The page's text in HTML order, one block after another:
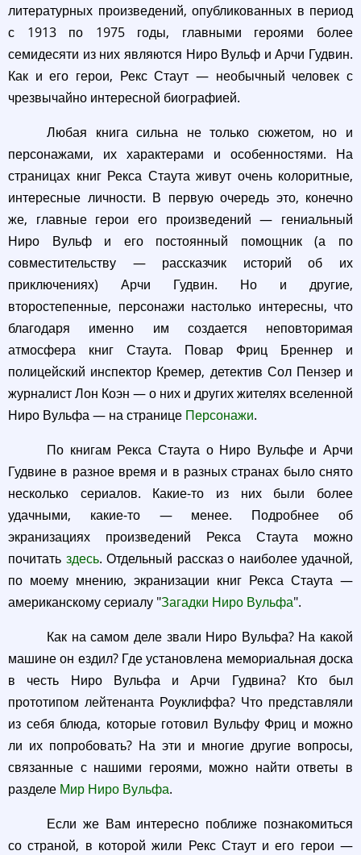
литературных произведений, опубликованных в период
с 1913 по 1975 годы, главными героями более
семидесяти из них являются Ниро Вульф и Арчи Гудвин.
Как и его герои, Рекс Стаут — необычный человек с
чрезвычайно интересной биографией.
Любая книга сильна не только сюжетом, но и
персонажами, их характерами и особенностями. На
страницах книг Рекса Стаута живут очень колоритные,
интересные личности. В первую очередь это, конечно
же, главные герои его произведений — гениальный
Ниро Вульф и его постоянный помощник (а по
совместительству — рассказчик историй об их
приключениях) Арчи Гудвин. Но и другие,
второстепенные, персонажи настолько интересны, что
благодаря именно им создается неповторимая
атмосфера книг Стаута. Повар Фриц Бреннер и
полицейский инспектор Кремер, детектив Сол Пензер и
журналист Лон Коэн — о них и других жителях вселенной
Ниро Вульфа — на странице Персонажи.
По книгам Рекса Стаута о Ниро Вульфе и Арчи
Гудвине в разное время и в разных странах было снято
несколько сериалов. Какие-то из них были более
удачными, какие-то — менее. Подробнее об
экранизациях произведений Рекса Стаута можно
почитать здесь. Отдельный рассказ о наиболее удачной,
по моему мнению, экранизации книг Рекса Стаута —
американскому сериалу "Загадки Ниро Вульфа".
Как на самом деле звали Ниро Вульфа? На какой
машине он ездил? Где установлена мемориальная доска
в честь Ниро Вульфа и Арчи Гудвина? Кто был
прототипом лейтенанта Роуклиффа? Что представляли
из себя блюда, которые готовил Вульфу Фриц и можно
ли их попробовать? На эти и многие другие вопросы,
связанные с нашими героями, можно найти ответы в
разделе Мир Ниро Вульфа.
Если же Вам интересно поближе познакомиться
со страной, в которой жили Рекс Стаут и его герои —